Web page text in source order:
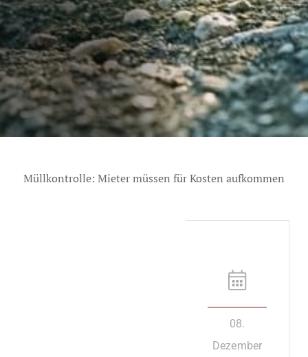
Müllkontrolle: Mieter müssen für Kosten aufkommen
08.
Dezember